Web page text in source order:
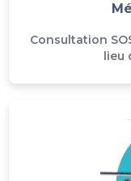
Consultation
lieu